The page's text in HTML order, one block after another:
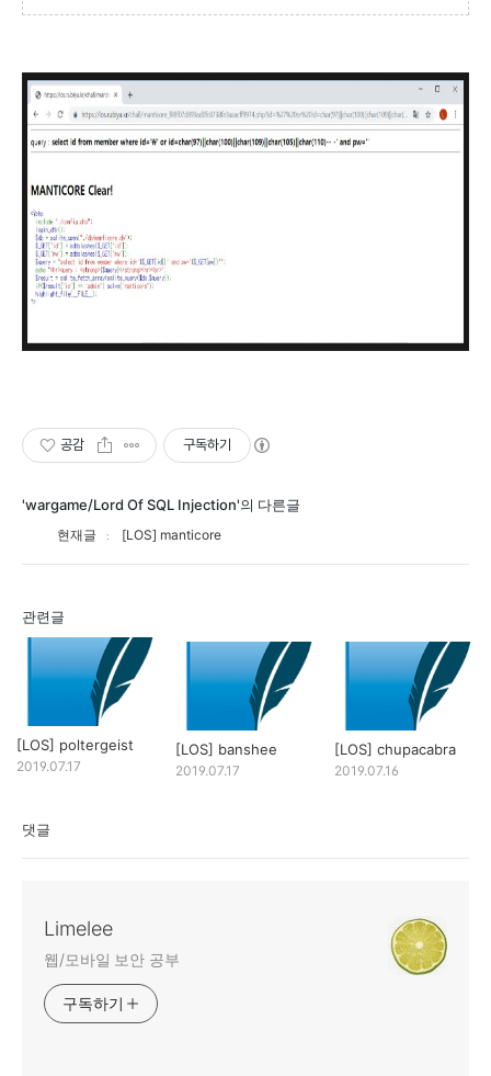
공감 구독하기
'wargame/Lord Of SQL Injection'의 다른글
현재글 [LOS] manticore
관련글
[LOS] poltergeist
2019.07.17
[LOS] banshee
2019.07.17
[LOS] chupacabra
2019.07.16
댓글
Limelee
웹/모바일 보안 공부
구독하기